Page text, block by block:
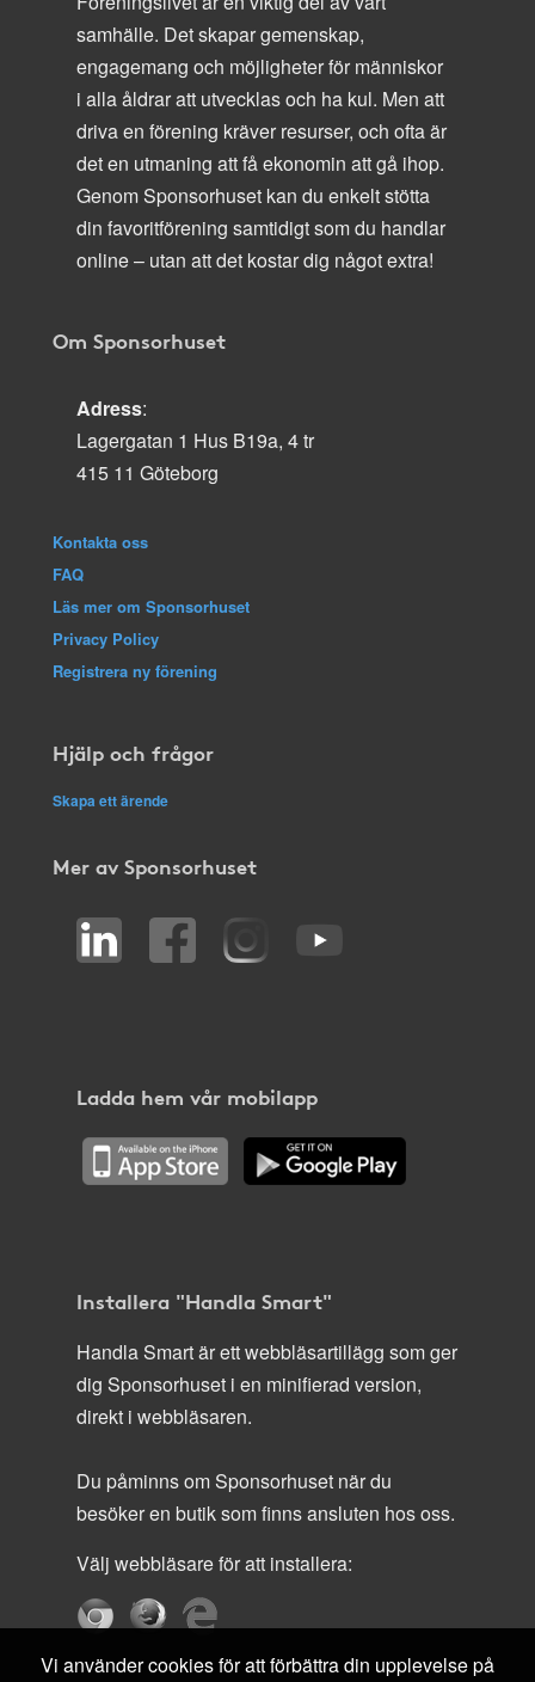
samhälle. Det skapar gemenskap,
engagemang och möjligheter för människor
i alla åldrar att utvecklas och ha kul. Men att
driva en förening kräver resurser, och ofta är
det en utmaning att få ekonomin att gå ihop.
Genom Sponsorhuset kan du enkelt stötta
din favoritförening samtidigt som du handlar
online – utan att det kostar dig något extra!
Om Sponsorhuset
Adress:
Lagergatan 1 Hus B19a, 4 tr
415 11 Göteborg
Kontakta oss
FAQ
Läs mer om Sponsorhuset
Privacy Policy
Registrera ny förening
Hjälp och frågor
Skapa ett ärende
Mer av Sponsorhuset
Ladda hem vår mobilapp
Installera "Handla Smart"
Handla Smart är ett webbläsartillägg som ger
dig Sponsorhuset i en minifierad version,
direkt i webbläsaren.
Du påminns om Sponsorhuset när du
besöker en butik som finns ansluten hos oss.
Välj webbläsare för att installera:
Vi använder cookies för att förbättra din upplevelse på